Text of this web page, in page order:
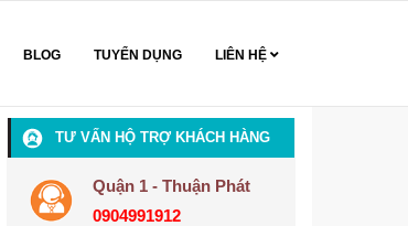
BLOG TUYỂN DỤNG LIÊN HỆ
TƯ VẤN HỘ TRỢ KHÁCH HÀNG
Quận 1 - Thuận Phát
0904991912